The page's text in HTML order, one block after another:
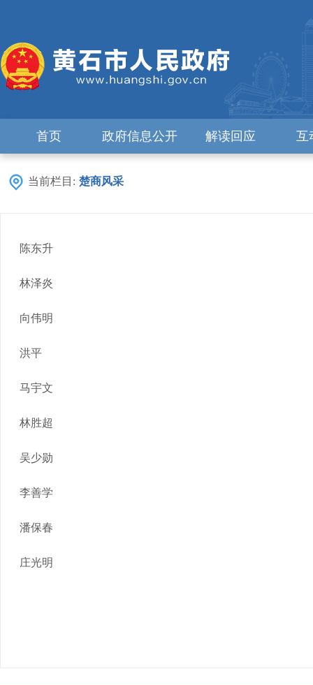
首页 政府信息公开 解读回应 互
当前栏目: 楚商风采
陈东升
林泽炎
向伟明
洪平
马宇文
林胜超
吴少勋
李善学
潘保春
庄光明